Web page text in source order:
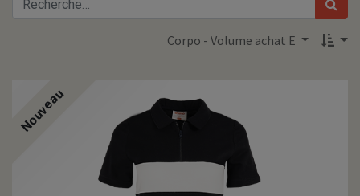
Corpo - Volume achat E
Nouveau